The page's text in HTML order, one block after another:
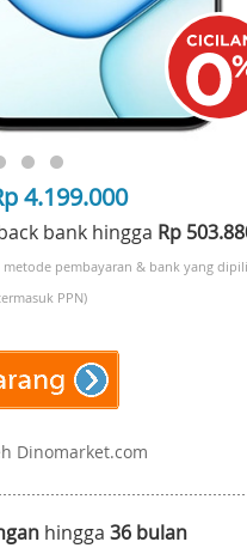
4.199.000
bank hingga Rp
pembayaran & bank yang
PPN)
Dinomarket.com
hingga 36 bulan